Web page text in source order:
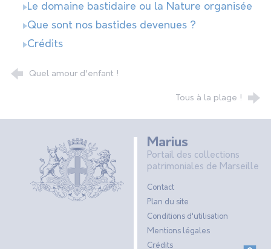
Le domaine bastidaire ou la Nature organisée
Que sont nos bastides devenues ?
Crédits
Quel amour d'enfant !
Tous à la plage !
Marius
Portail des collections
patrimoniales de Marseille
Contact
Plan du site
Conditions d'utilisation
Mentions légales
Crédits